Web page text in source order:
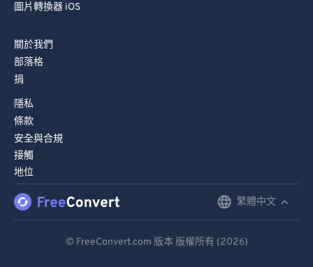
圖片轉換器 iOS
關於我們
部落格
捐
隱私
條款
安全與合規
接觸
地位
繁體中文
© FreeConvert.com 版本 版權所有 (2026)